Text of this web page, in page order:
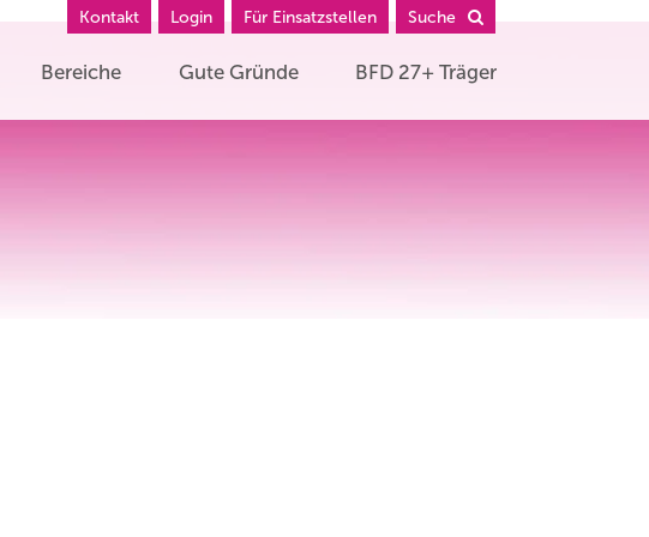
Kontakt Login Für Einsatzstellen Suche
Bereiche Gute Gründe BFD 27+ Träger